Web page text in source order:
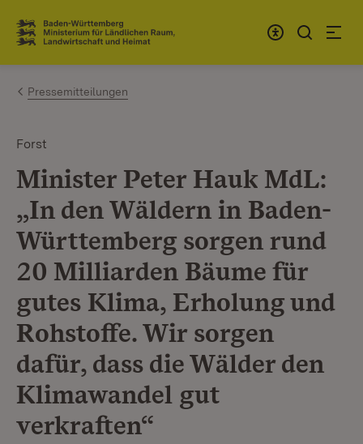
Zum Inhalt springen
Link zur Startseite
Pressemitteilungen
Forst
Minister Peter Hauk MdL:
„In den Wäldern in Baden-
Württemberg sorgen rund
20 Milliarden Bäume für
gutes Klima, Erholung und
Rohstoffe. Wir sorgen
dafür, dass die Wälder den
Klimawandel gut
verkraften“